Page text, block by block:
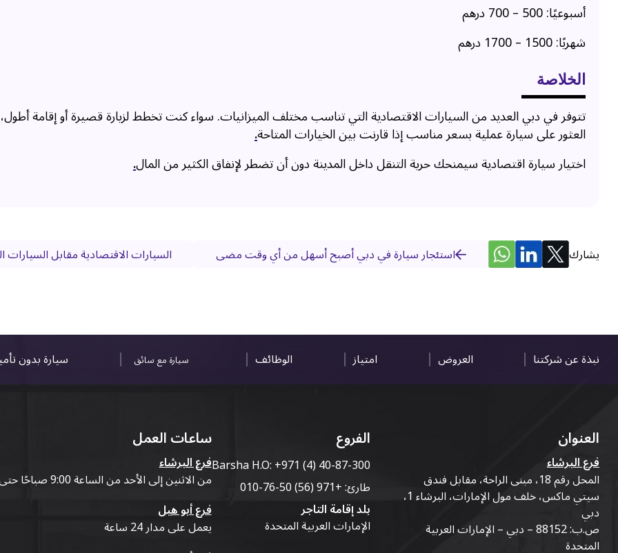
أسبوعيًا: 500 – 700 درهم
شهريًا: 1500 – 1700 درهم
الخلاصة
تتوفر في دبي العديد من السيارات الاقتصادية التي تناسب مختلف الميزانيات. سواء كنت تخطط لزيارة قصيرة أو إقامة
العثور على سيارة عملية بسعر مناسب إذا قارنت بين الخيارات المتاحة.
اختيار سيارة اقتصادية سيمنحك حرية التنقل داخل المدينة دون أن تضطر لإنفاق الكثير من المال.
يشارك استئجار سيارة في دبي أصبح أسهل من أي وقت مضى السيارات الاقتصادية مقابل
نبذة عن شركتنا العروض امتياز الوظائف سيارة مع سائق سيارة بدون
العنوان
فرع البرشاء
المحل رقم 18، مبنى الراحة، مقابل فندق
سيتي ماكس، خلف مول الإمارات، البرشاء 1،
دبي
ص.ب: 88152 – دبي – الإمارات العربية
المتحدة
الفروع
Barsha H.O:+971 (4) 40-87-300
طارئ:+971 (56) 50-76-010
بلد إقامة التاجر
الإمارات العربية المتحدة
ساعات العمل
فرع البرشاء
من الاثنين إلى الأحد من الساعة 9:00 صباحًا حتى 07:00 مساءً
فرع أبو هيل
يعمل على مدار 24 ساعة